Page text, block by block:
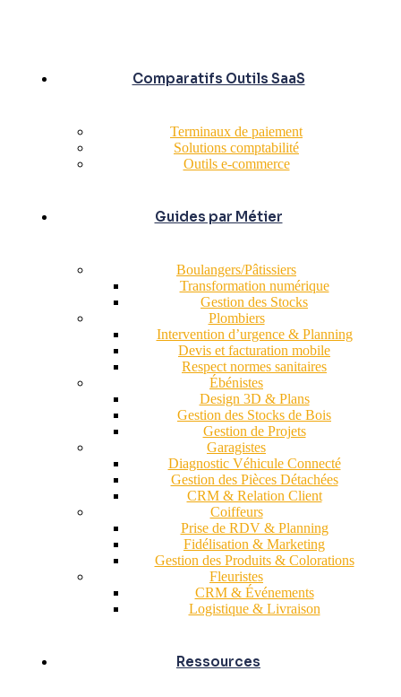
Comparatifs Outils SaaS
Terminaux de paiement
Solutions comptabilité
Outils e-commerce
Guides par Métier
Boulangers/Pâtissiers
Transformation numérique
Gestion des Stocks
Plombiers
Intervention d’urgence & Planning
Devis et facturation mobile
Respect normes sanitaires
Ébénistes
Design 3D & Plans
Gestion des Stocks de Bois
Gestion de Projets
Garagistes
Diagnostic Véhicule Connecté
Gestion des Pièces Détachées
CRM & Relation Client
Coiffeurs
Prise de RDV & Planning
Fidélisation & Marketing
Gestion des Produits & Colorations
Fleuristes
CRM & Événements
Logistique & Livraison
Ressources